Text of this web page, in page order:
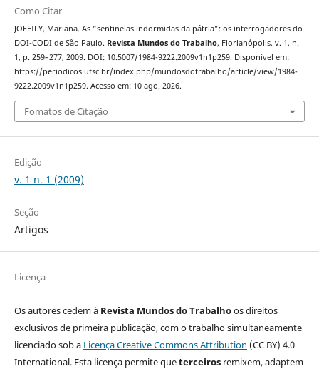
Como Citar
JOFFILY, Mariana. As “sentinelas indormidas da pátria”: os interrogadores do
DOI-CODI de São Paulo. Revista Mundos do Trabalho, Florianópolis, v. 1, n.
1, p. 259–277, 2009. DOI: 10.5007/1984-9222.2009v1n1p259. Disponível em:
https://periodicos.ufsc.br/index.php/mundosdotrabalho/article/view/1984-
9222.2009v1n1p259. Acesso em: 10 ago. 2026.
Fomatos de Citação
Edição
v. 1 n. 1 (2009)
Seção
Artigos
Licença
Os autores cedem à Revista Mundos do Trabalhoos direitos
exclusivos de primeira publicação, com o trabalho simultaneamente
licenciado sob a Licença Creative Commons Attribution (CC BY) 4.0
International. Esta licença permite queterceirosremixem, adaptem